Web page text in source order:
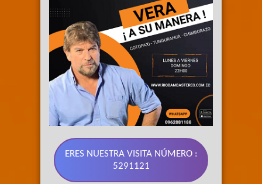
ERES NUESTRA VISITA NÚMERO :
5291121